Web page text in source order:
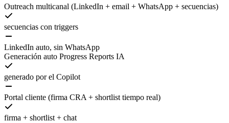
Outreach multicanal (LinkedIn + email + WhatsApp + secuencias)
secuencias con triggers
LinkedIn auto, sin WhatsApp
Generación auto Progress Reports IA
generado por el Copilot
Portal cliente (firma CRA + shortlist tiempo real)
firma + shortlist + chat